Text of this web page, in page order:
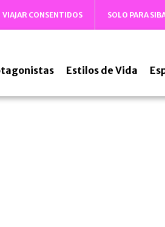
VIAJAR CONSENTIDOS SOLO PARA
Estilos de Vida